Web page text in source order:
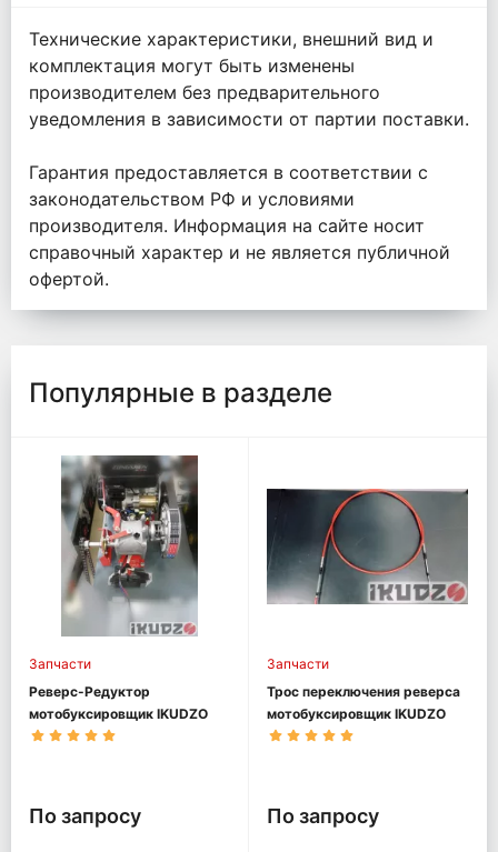
Технические характеристики, внешний вид и
комплектация могут быть изменены
производителем без предварительного
уведомления в зависимости от партии поставки.
Гарантия предоставляется в соответствии с
законодательством РФ и условиями
производителя. Информация на сайте носит
справочный характер и не является публичной
офертой.
Популярные в разделе
Запчасти
Реверс-Редуктор
мотобуксировщик IKUDZO
По запросу
Запчасти
Трос переключения реверса
мотобуксировщик IKUDZO
По запросу